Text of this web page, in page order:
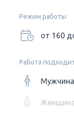
Режим работы
от 160
Работа